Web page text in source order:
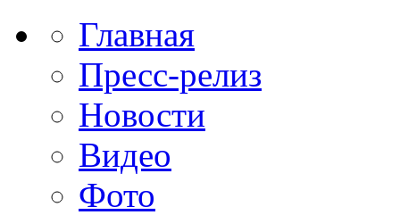
Главная
Пресс-релиз
Новости
Видео
Фото